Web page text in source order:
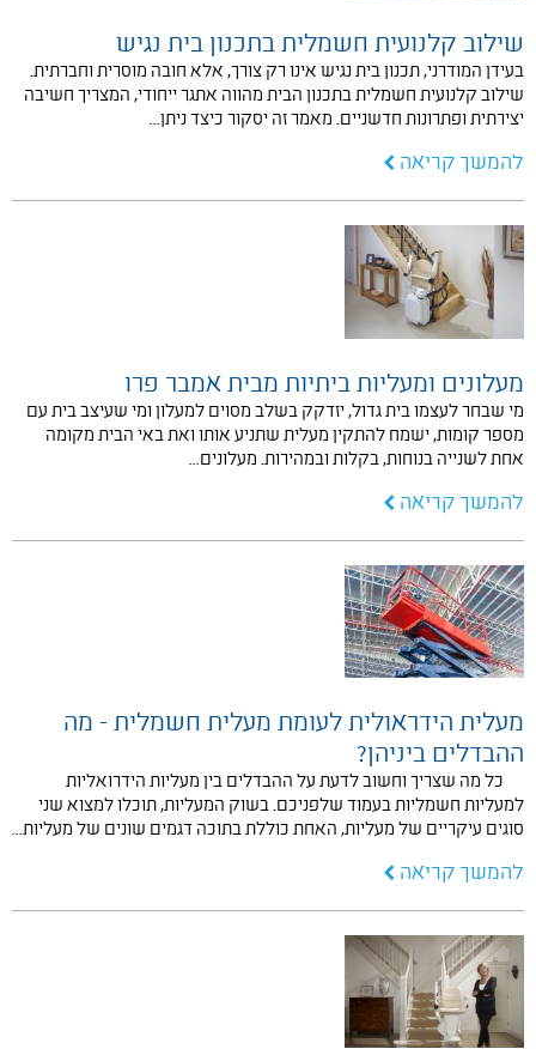
שילוב קלנועית חשמלית בתכנון בית נגיש
בעידן המודרני, תכנון בית נגיש אינו רק צורך, אלא חובה מוסרית וחברתית.
שילוב קלנועית חשמלית בתכנון הבית מהווה אתגר ייחודי, המצריך חשיבה
יצירתית ופתרונות חדשניים. מאמר זה יסקור כיצד ניתן…
להמשך קריאה
מעלונים ומעליות ביתיות מבית אמבר פרו
מי שבחר לעצמו בית גדול, יזדקק בשלב מסוים למעלון ומי שעיצב בית עם
מספר קומות, ישמח להתקין מעלית שתניע אותו ואת באי הבית מקומה
אחת לשנייה בנוחות, בקלות ובמהירות. מעלונים…
להמשך קריאה
מעלית הידראולית לעומת מעלית חשמלית - מה
ההבדלים ביניהן?
כל מה שצריך וחשוב לדעת על ההבדלים בין מעליות הידרואליות
למעליות חשמליות בעמוד שלפניכם. בשוק המעליות, תוכלו למצוא שני
סוגים עיקריים של מעליות, האחת כוללת בתוכה דגמים שונים של מעליות…
להמשך קריאה